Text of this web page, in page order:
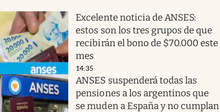
Excelente noticia de ANSES:
estos son los tres grupos de que
recibirán el bono de $70.000 este
mes
14:35
ANSES suspenderá todas las
pensiones a los argentinos que
se muden a España y no cumplan